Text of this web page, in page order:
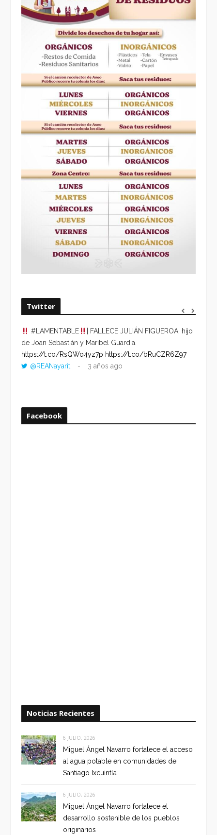
Twitter
#LAMENTABLE
| FALLECE JULIÁN FIGUEROA, hijo
de Joan Sebastián y Maribel Guardia.
https://t.co/RsQWo4yz7p https://t.co/bRuCZR6Z97
@REANayarit
3 años ago
Facebook
Noticias Recientes
6 JULIO, 2026
Miguel Ángel Navarro fortalece el acceso
al agua potable en comunidades de
Santiago Ixcuintla
6 JULIO, 2026
Miguel Ángel Navarro fortalece el
desarrollo sostenible de los pueblos
originarios